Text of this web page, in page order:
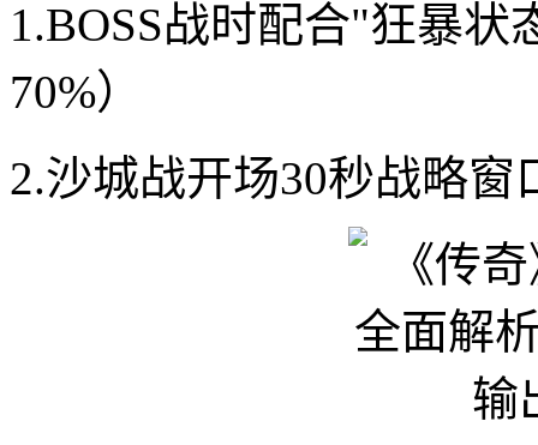
1.BOSS战时配合"狂暴
70%）
2.沙城战开场30秒战略窗